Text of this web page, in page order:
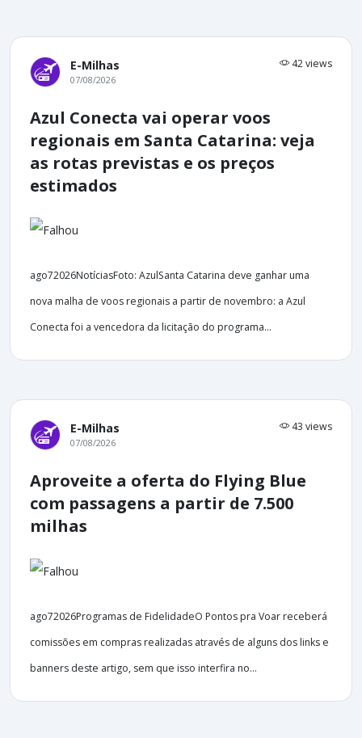
E-Milhas 42 views
07/08/2026
Azul Conecta vai operar voos
regionais em Santa Catarina: veja
as rotas previstas e os preços
estimados
ago72026NotíciasFoto: AzulSanta Catarina deve ganhar uma
nova malha de voos regionais a partir de novembro: a Azul
Conecta foi a vencedora da licitação do programa...
E-Milhas 43 views
07/08/2026
Aproveite a oferta do Flying Blue
com passagens a partir de 7.500
milhas
ago72026Programas de FidelidadeO Pontos pra Voar receberá
comissões em compras realizadas através de alguns dos links e
banners deste artigo, sem que isso interfira no...